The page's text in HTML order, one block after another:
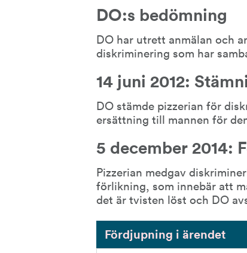
DO:s bedömning
DO har utrett anmälan och
diskriminering som har
14 juni 2012:
DO stämde pizzerian för
ersättning till mannen för
5 december 2014:
Pizzerian medgav
förlikning, som innebär att
det är tvisten löst och DO
Fördjupning i ärendet